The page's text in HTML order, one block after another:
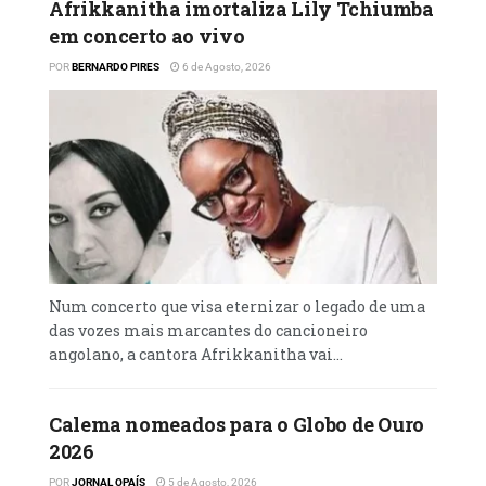
A exposição organiza-se em três núcleos
divisão, ainda de acordo com o autor,
constrói uma narrativa que percorre o
passado, presente e futuro, evidenciando as
múltiplas camadas que compõem a
realidade angolana.
A mostra faz uma combinação entre
desenvolvimento da identidade angolana e
os aspectos culturais, estabelecendo uma
relação entre experiências individuais e
Leia mais em…
Afrikkanitha imortaliza Lily Tchiumba
em concerto ao vivo
PORBERNARDO PIRES 6 de Agosto, 2026
Num concerto que visa eternizar o legado de uma
das vozes mais marcantes do cancioneiro
angolano, a cantora Afrikkanitha vai...
Calema nomeados para o Globo de Ouro
2026
PORJORNAL OPAÍS 5 de Agosto, 2026